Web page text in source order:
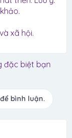
xã hội.
đặc biệt bạn
bình luận.